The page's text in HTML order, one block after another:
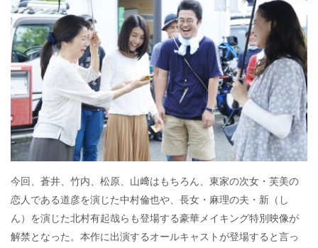
今回、蒼井、竹内、松原、山﨑はもちろん、東家の次女・芙美の
恋人である道彦を演じた中村倫也や、長女・麻理の夫・新（し
ん）を演じた北村有起哉らも登場する豪華メイキング特別映像が
解禁となった。本作に出演するオールキャストが登場すると言っ